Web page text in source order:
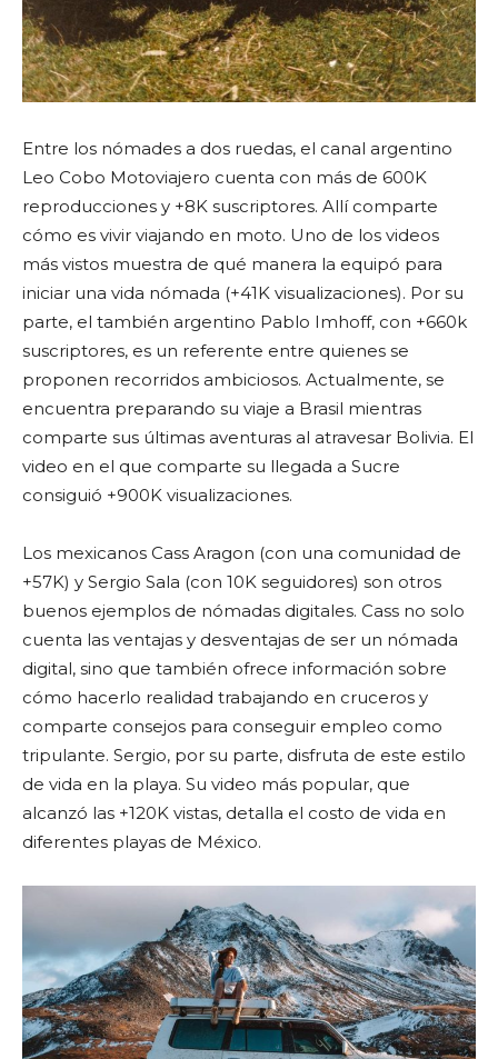
Entre los nómades a dos ruedas, el canal argentino
Leo Cobo Motoviajero cuenta con más de 600K
reproducciones y +8K suscriptores. Allí comparte
cómo es vivir viajando en moto. Uno de los videos
más vistos muestra de qué manera la equipó para
iniciar una vida nómada (+41K visualizaciones). Por su
parte, el también argentino Pablo Imhoff, con +660k
suscriptores, es un referente entre quienes se
proponen recorridos ambiciosos. Actualmente, se
encuentra preparando su viaje a Brasil mientras
comparte sus últimas aventuras al atravesar Bolivia. El
video en el que comparte su llegada a Sucre
consiguió +900K visualizaciones.
Los mexicanos Cass Aragon (con una comunidad de
+57K) y Sergio Sala (con 10K seguidores) son otros
buenos ejemplos de nómadas digitales. Cass no solo
cuenta las ventajas y desventajas de ser un nómada
digital, sino que también ofrece información sobre
cómo hacerlo realidad trabajando en cruceros y
comparte consejos para conseguir empleo como
tripulante. Sergio, por su parte, disfruta de este estilo
de vida en la playa. Su video más popular, que
alcanzó las +120K vistas, detalla el costo de vida en
diferentes playas de México.